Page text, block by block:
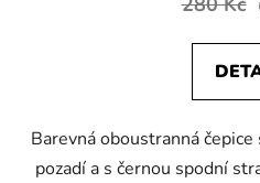
Barevná oboustranná
pozadí a s černou spodní